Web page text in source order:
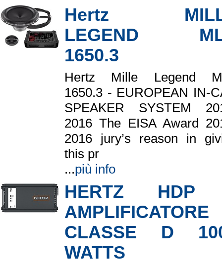
Hertz
LEGEND
1650.3
Hertz Mille Legend
1650.3 - EUROPEAN
SPEAKER SYSTEM
2016 The EISA Award
2016 jury’s reason in
this pr
...più info
HERTZ HDP
AMPLIFICATORE
CLASSE D
WATTS